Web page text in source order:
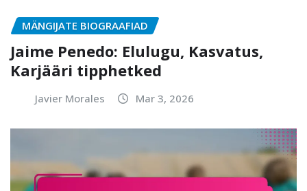
MÄNGIJATE BIOGRAAFIAD
Jaime Penedo: Elulugu, Kasvatus,
Karjääri tipphetked
Javier Morales Mar 3, 2026